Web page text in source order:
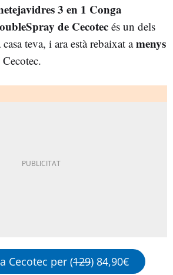
3 en 1 Conga
de Cecotec és un dels
teva, i ara està rebaixat amenys
Cecotec per (129) 84,90€